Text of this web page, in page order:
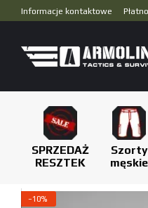
Przejdź do głównej treści
Informacje kontaktowe
SPRZEDAŻ
RESZTEK
Szorty
męskie
−10%